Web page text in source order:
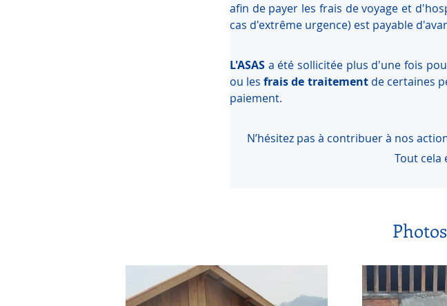
afin de payer les frais de voyage et
cas d'extrême urgence) est payable
L'ASAS a été sollicitée plus d'une fois
ou les frais de traitement de certaines
paiement.
N’hésitez pas à contribuer à nos
Tout cela